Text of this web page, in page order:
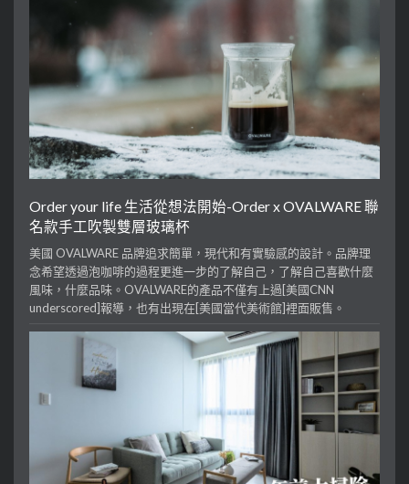
Order your life 生活從想法開始-Order x OVALWARE 聯
名款手工吹製雙層玻璃杯
美國 OVALWARE 品牌追求簡單，現代和有實驗感的設計。品牌理
念希望透過泡咖啡的過程更進一步的了解自己，了解自己喜歡什麼
風味，什麼品味。OVALWARE的產品不僅有上過[美國CNN
underscored]報導，也有出現在[美國當代美術館]裡面販售。